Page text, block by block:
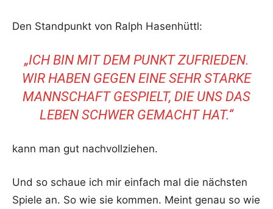
Den Standpunkt von Ralph Hasenhüttl:
„ICH BIN MIT DEM PUNKT ZUFRIEDEN.
WIR HABEN GEGEN EINE SEHR STARKE
MANNSCHAFT GESPIELT, DIE UNS DAS
LEBEN SCHWER GEMACHT HAT.“
kann man gut nachvollziehen.
Und so schaue ich mir einfach mal die nächsten
Spiele an. So wie sie kommen. Meint genau so wie